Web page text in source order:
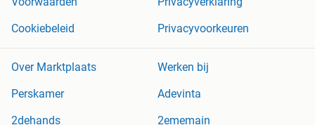
Cookiebeleid
Privacyvoorkeuren
Over Marktplaats
Werken bij
Perskamer
Adevinta
2dehands
2ememain